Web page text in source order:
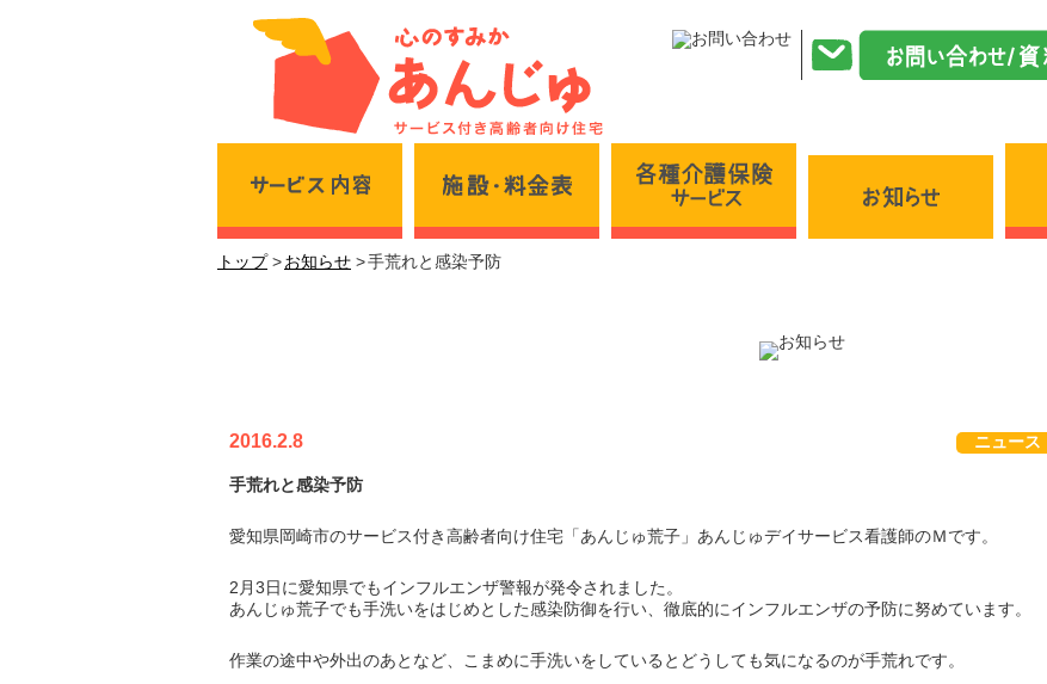
サービス内容 施設・料金表
トップ お知らせ 手荒れと感染予防
手荒れと感染予防
愛知県岡崎市のサービス付き高齢者向け住宅「あんじゅ荒子」あんじゅデイサービス看護師のＭです。
2月3日に愛知県でもインフルエンザ警報が発令されました。
あんじゅ荒子でも手洗いをはじめとした感染防御を行い、徹底的にインフルエンザの予防に努めています。
作業の途中や外出のあとなど、こまめに手洗いをしているとどうしても気になるのが手荒れです。